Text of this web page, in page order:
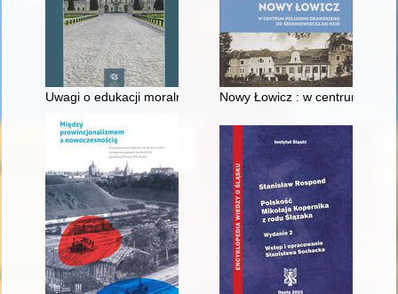
Uwagi o edukacji moralnej synów szlacheckich w XVI-
Nowy Łowicz : w centrum